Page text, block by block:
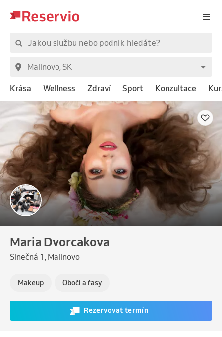
Krása Wellness Zdraví Sport Konzultace
Maria Dvorcakova
Slnečná 1, Malinovo
Makeup Obočí a řasy
Rezervovat termín